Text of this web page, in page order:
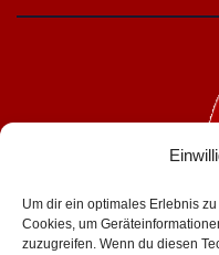
Um dir ein optimales Erlebnis
Cookies, um
zuzugreifen. Wenn du diesen